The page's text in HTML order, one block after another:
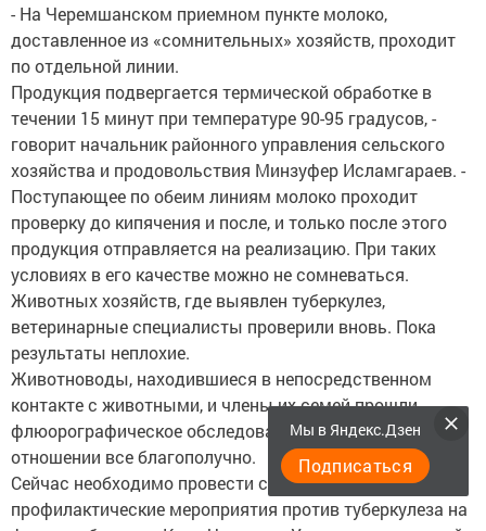
- На Черемшанском приемном пункте молоко,
доставленное из «сомнительных» хозяйств, проходит
по отдельной линии.
Продукция подвергается термической обработке в
течении 15 минут при температуре 90-95 градусов, -
говорит начальник районного управления сельского
хозяйства и продовольствия Минзуфер Исламгараев. -
Поступающее по обеим линиям молоко проходит
проверку до кипячения и после, и только после этого
продукция отправляется на реализацию. При таких
условиях в его качестве можно не сомневаться.
Животных хозяйств, где выявлен туберкулез,
ветеринарные специалисты проверили вновь. Пока
результаты неплохие.
Животноводы, находившиеся в непосредственном
контакте с животными, и члены их семей прошли
флюорографическое обследование. И в этом
отношении все благополучно.
Сейчас необходимо провести санитарно-
профилактические мероприятия против туберкулеза на
Мы в Яндекс.Дзен
Подписаться